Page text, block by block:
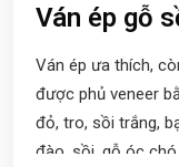
Ván ép gỗ
Ván ép ưa thích,
được phủ veneer
đỏ, tro, sồi trắng,
đào, sồi, gỗ óc chó.